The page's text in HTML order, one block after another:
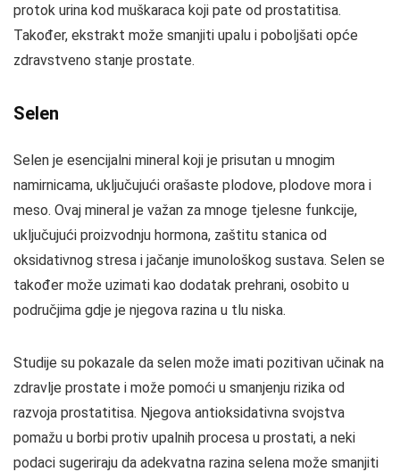
protok urina kod muškaraca koji pate od prostatitisa.
Također, ekstrakt može smanjiti upalu i poboljšati opće
zdravstveno stanje prostate.
Selen
Selen je esencijalni mineral koji je prisutan u mnogim
namirnicama, uključujući orašaste plodove, plodove mora i
meso. Ovaj mineral je važan za mnoge tjelesne funkcije,
uključujući proizvodnju hormona, zaštitu stanica od
oksidativnog stresa i jačanje imunološkog sustava. Selen se
također može uzimati kao dodatak prehrani, osobito u
područjima gdje je njegova razina u tlu niska.
Studije su pokazale da selen može imati pozitivan učinak na
zdravlje prostate i može pomoći u smanjenju rizika od
razvoja prostatitisa. Njegova antioksidativna svojstva
pomažu u borbi protiv upalnih procesa u prostati, a neki
podaci sugeriraju da adekvatna razina selena može smanjiti